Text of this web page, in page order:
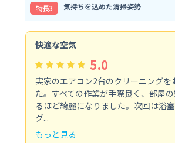
特⻑3
気持ちを込めた清掃姿勢
快適な空気
5.0
実家のエアコン2台のクリーニングを
た。すべての作業が手際良く、部屋
るほど綺麗になりました。次回は浴
グ...
もっと見る